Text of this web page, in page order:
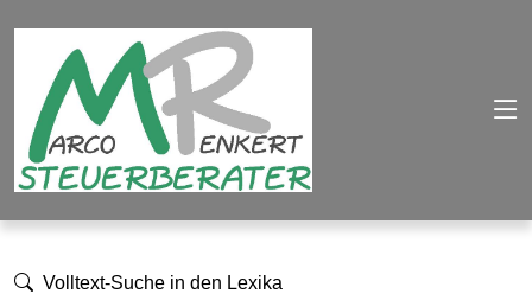
Volltext-Suche in den Lexika